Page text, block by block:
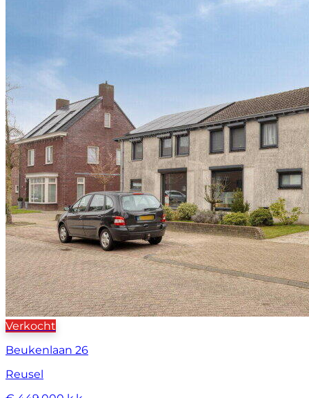
Verkocht
Beukenlaan 26
Reusel